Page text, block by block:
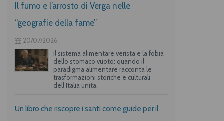
Il fumo e l’arrosto di Verga nelle
“geografie della fame”
20/07/2026
Il sistema alimentare verista e la fobia
dello stomaco vuoto: quando il
paradigma alimentare racconta le
trasformazioni storiche e culturali
dell’Italia unita.
Un libro che riscopre i santi come guide per il